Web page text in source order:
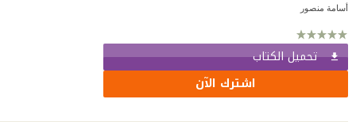
أسامة منصور
تحميل الكتاب
اشترك الآن